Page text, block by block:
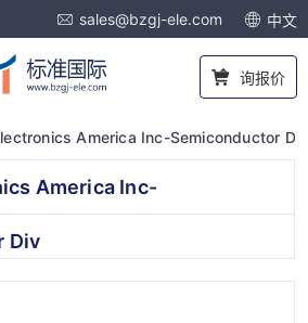
sales@bzgj-ele.com 中文
询报价
America Inc-Semiconductor Div
America Inc-
Div